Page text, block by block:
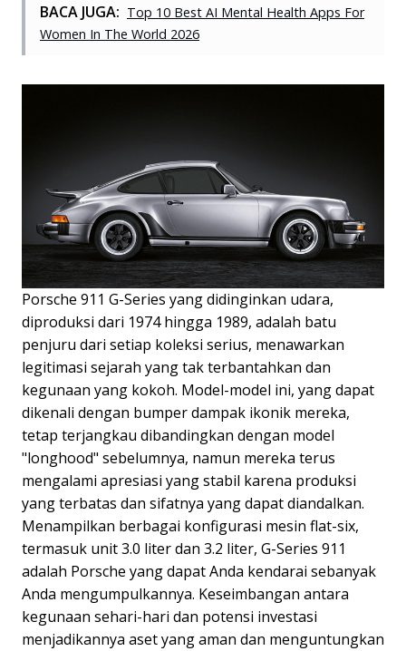
BACA JUGA: Top 10 Best AI Mental Health Apps For
Women In The World 2026
Porsche 911 G-Series yang didinginkan udara,
diproduksi dari 1974 hingga 1989, adalah batu
penjuru dari setiap koleksi serius, menawarkan
legitimasi sejarah yang tak terbantahkan dan
kegunaan yang kokoh. Model-model ini, yang dapat
dikenali dengan bumper dampak ikonik mereka,
tetap terjangkau dibandingkan dengan model
"longhood" sebelumnya, namun mereka terus
mengalami apresiasi yang stabil karena produksi
yang terbatas dan sifatnya yang dapat diandalkan.
Menampilkan berbagai konfigurasi mesin flat-six,
termasuk unit 3.0 liter dan 3.2 liter, G-Series 911
adalah Porsche yang dapat Anda kendarai sebanyak
Anda mengumpulkannya. Keseimbangan antara
kegunaan sehari-hari dan potensi investasi
menjadikannya aset yang aman dan menguntungkan